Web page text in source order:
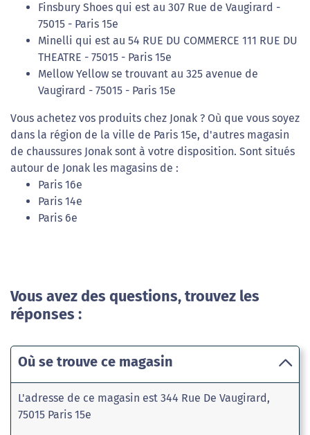
Finsbury Shoes qui est au 307 Rue de Vaugirard -
75015 - Paris 15e
Minelli qui est au 54 RUE DU COMMERCE 111 RUE DU
THEATRE - 75015 - Paris 15e
Mellow Yellow se trouvant au 325 avenue de
Vaugirard - 75015 - Paris 15e
Vous achetez vos produits chez Jonak ? Où que vous soyez
dans la région de la ville de Paris 15e, d'autres magasin
de chaussures Jonak sont à votre disposition. Sont situés
autour de Jonak les magasins de :
Paris 16e
Paris 14e
Paris 6e
Vous avez des questions, trouvez les
réponses :
Où se trouve ce magasin
L'adresse de ce magasin est 344 Rue De Vaugirard,
75015 Paris 15e